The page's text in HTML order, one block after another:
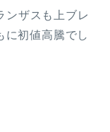
ンザスも上ブレ
に初値高騰でし